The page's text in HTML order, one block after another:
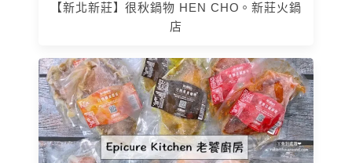
【新北新莊】很秋鍋物 HEN CHO。新莊火鍋
店